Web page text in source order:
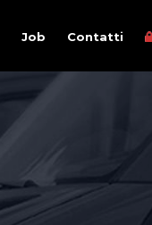
Job Contatti